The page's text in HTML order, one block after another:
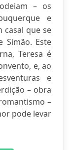
– os
e
casal que se
Simão. Este
Teresa é
e, ao
e
– obra
–
pode levar